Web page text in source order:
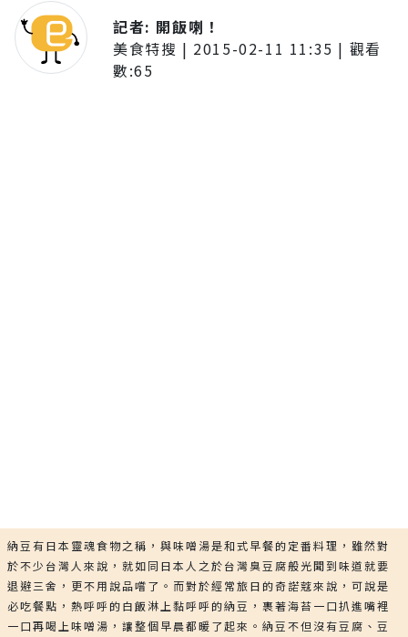
記者: 開飯喇！
美食特搜 | 2015-02-11 11:35 | 觀看
數:65
納豆有日本靈魂食物之稱，與味噌湯是和式早餐的定番料理，雖然對
於不少台灣人來說，就如同日本人之於台灣臭豆腐般光聞到味道就要
退避三舍，更不用說品嚐了。而對於經常旅日的奇諾蔻來說，可說是
必吃餐點，熱呼呼的白飯淋上黏呼呼的納豆，裹著海苔一口扒進嘴裡
一口再喝上味噌湯，讓整個早晨都暖了起來。納豆不但沒有豆腐、豆